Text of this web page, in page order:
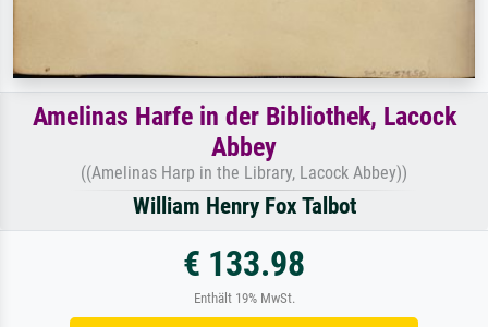
Amelinas Harfe in der Bibliothek, Lacock
Abbey
((Amelinas Harp in the Library, Lacock Abbey))
William Henry Fox Talbot
€ 133.98
Enthält 19% MwSt.